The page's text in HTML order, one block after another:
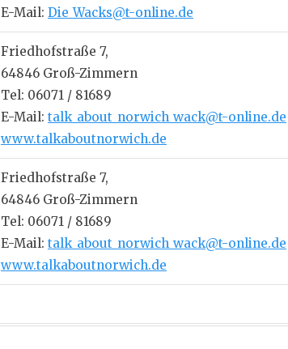
E-Mail: Die_Wacks@t-online.de
Friedhofstraße 7,
64846 Groß-Zimmern
Tel: 06071 / 81689
E-Mail: talk_about_norwich_wack@t-online.de
www.talkaboutnorwich.de
Friedhofstraße 7,
64846 Groß-Zimmern
Tel: 06071 / 81689
E-Mail: talk_about_norwich_wack@t-online.de
www.talkaboutnorwich.de